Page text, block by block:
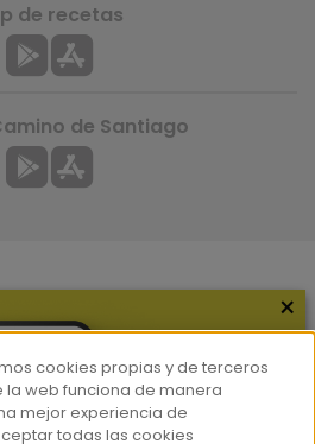
Contacto
de recetas
de Santiago
×
cookies propias y de terceros
web funciona de manera
mejor experiencia de
todas las cookies